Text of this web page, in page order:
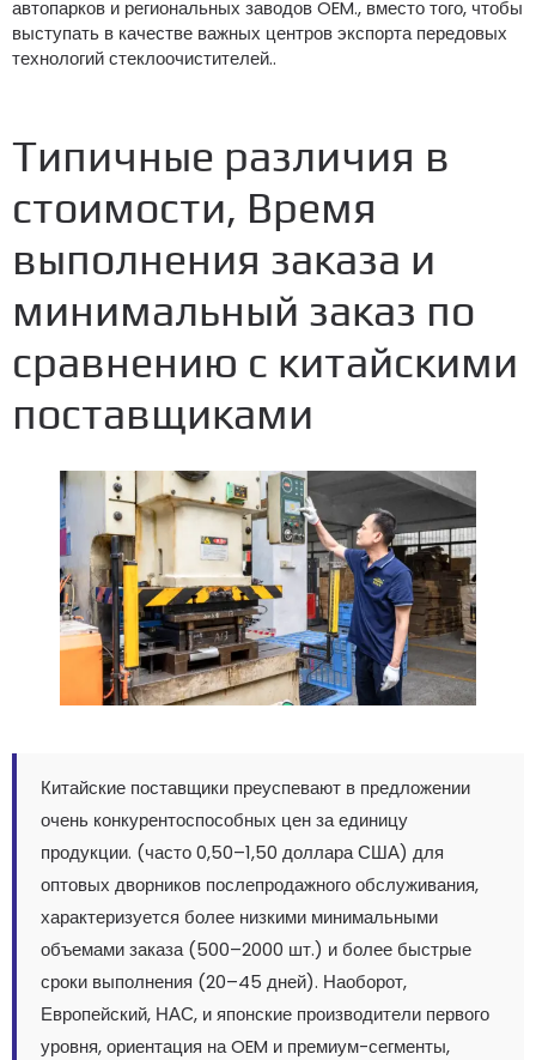
автопарков и региональных заводов OEM., вместо того, чтобы
выступать в качестве важных центров экспорта передовых
технологий стеклоочистителей..
Типичные различия в
стоимости, Время
выполнения заказа и
минимальный заказ по
сравнению с китайскими
поставщиками
Китайские поставщики преуспевают в предложении
очень конкурентоспособных цен за единицу
продукции. (часто 0,50–1,50 доллара США) для
оптовых дворников послепродажного обслуживания,
характеризуется более низкими минимальными
объемами заказа (500–2000 шт.) и более быстрые
сроки выполнения (20–45 дней). Наоборот,
Европейский, НАС, и японские производители первого
уровня, ориентация на OEM и премиум-сегменты,